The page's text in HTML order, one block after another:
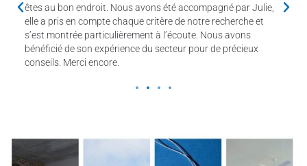
êtes au bon endroit. Nous avons été accompagné par Julie,
elle a pris en compte chaque critère de notre recherche et
s’est montrée particulièrement à l’écoute. Nous avons
bénéficié de son expérience du secteur pour de précieux
conseils. Merci encore.
je